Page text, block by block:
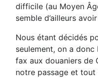
difficile (au Moyen
semble d’ailleurs
Nous étant décidés
seulement, on a
fax aux douaniers de
notre passage et tout